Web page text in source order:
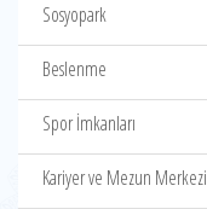
Sosyopark
Beslenme
Spor İmkanları
Kariyer ve Mezun Merkezi